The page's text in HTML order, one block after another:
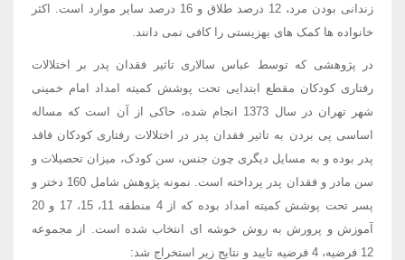
زندانی بودن مرد، 12 درصد طلاق و 16 درصد سایر موارد است. اکثر
خانواده ها کمک های بهزیستی را کافی نمی دانند.
در پژوهشی که توسط عباس سالاری تاثیر فقدان پدر بر اختلالات
رفتاری کودکان مقطع ابتدایی تحت پوشش کمیته امداد امام خمینی
شهر تهران در سال 1373 انجام شده، حاکی از آن است که مساله
اساسی پی بردن به تاثیر فقدان پدر در اختلالات رفتاری کودکان فاقد
پدر بوده و به مسایل دیگری چون جنس، سن کودک، میزان تحصیلات و
سن مادر و فقدان پدر پرداخته است. نمونه پژوهش شامل 160 دختر و
پسر تحت پوشش کمیته امداد بوده که از 4 منطقه 11، 15، 17 و 20
آموزش و پرورش به روش خوشه ای انتخاب شده است. از مجموعه
12 فرضیه، 4 فرضیه تایید و نتایج زیر استخراج شد: